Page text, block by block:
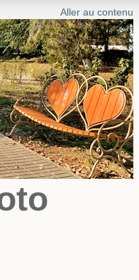
Aller au contenu